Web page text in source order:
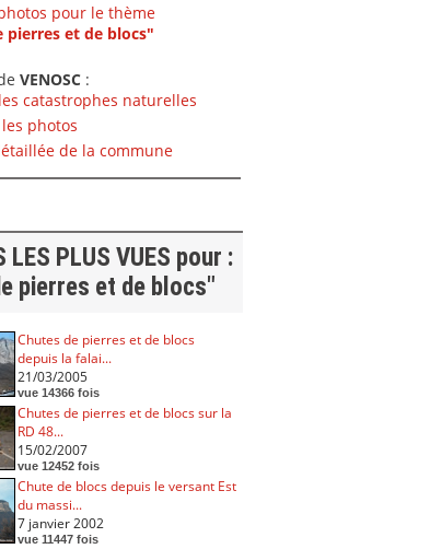
pour le thème
pierres et de blocs"
VENOSC:
catastrophes naturelles
photos
de la commune
LES PLUS VUES pour :
pierres et de blocs"
Chutes de pierres et de blocs
depuis la falai...
21/03/2005
vue 14366 fois
Chutes de pierres et de blocs sur la
RD 48...
15/02/2007
vue 12452 fois
Chute de blocs depuis le versant Est
du massi...
7 janvier 2002
vue 11447 fois